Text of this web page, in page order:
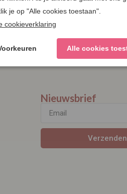
Nieuwsbrief
Verzenden